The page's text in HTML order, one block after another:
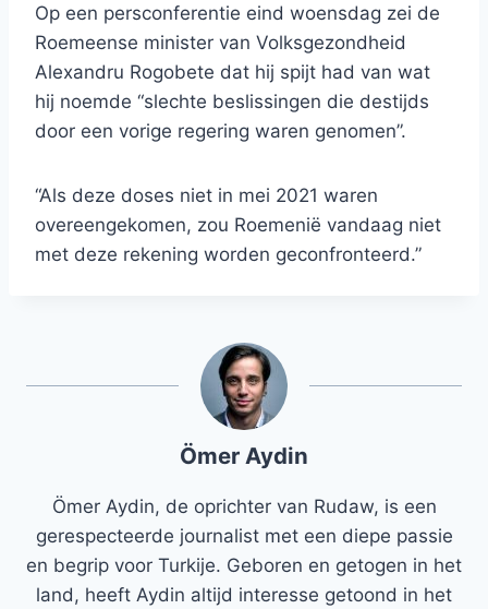
Op een persconferentie eind woensdag zei de
Roemeense minister van Volksgezondheid
Alexandru Rogobete dat hij spijt had van wat
hij noemde “slechte beslissingen die destijds
door een vorige regering waren genomen”.
“Als deze doses niet in mei 2021 waren
overeengekomen, zou Roemenië vandaag niet
met deze rekening worden geconfronteerd.”
Ömer Aydin
Ömer Aydin, de oprichter van Rudaw, is een
gerespecteerde journalist met een diepe passie
en begrip voor Turkije. Geboren en getogen in het
land, heeft Aydin altijd interesse getoond in het